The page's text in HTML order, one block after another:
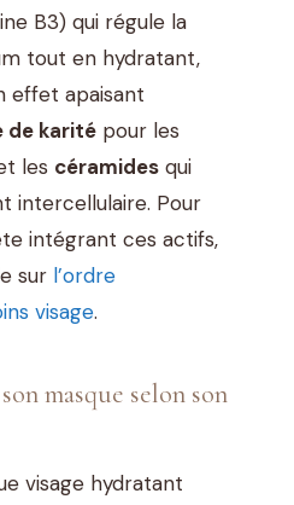
B3) qui régule la
tout en hydratant,
effet apaisant
de karité pour les
les céramides qui
intercellulaire. Pour
intégrant ces actifs,
sur l’ordre
visage.
masque selon son
visage hydratant